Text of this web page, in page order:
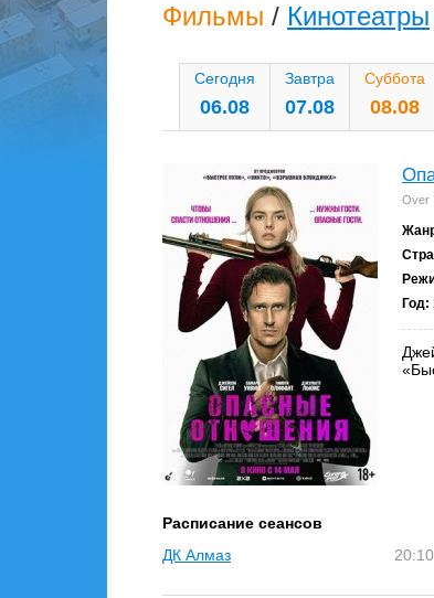
Фильмы / Кинотеатры
Сегодня
06.08
Завтра
07.08
Суббота
08.08
Over
Год:
Расписание сеансов
ДК Алмаз
20:10